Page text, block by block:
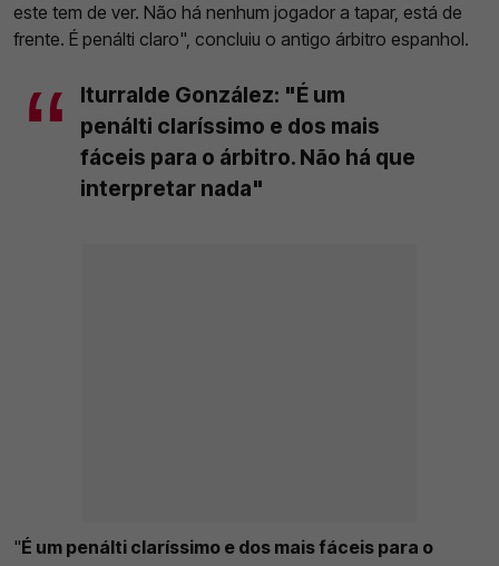
este tem de ver. Não há nenhum jogador a tapar, está de
frente. É penálti claro", concluiu o antigo árbitro espanhol.
Iturralde González: "É um
penálti claríssimo e dos mais
fáceis para o árbitro. Não há que
interpretar nada"
"É um penálti claríssimo e dos mais fáceis para o